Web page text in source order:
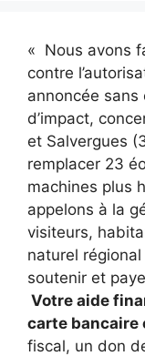
« Nous avons
contre
annoncée
d’impact,
et Salvergues
remplacer 23
machines plus
appelons à la
visiteurs,
naturel
soutenir et
Votre aide
carte bancaire
fiscal, un don